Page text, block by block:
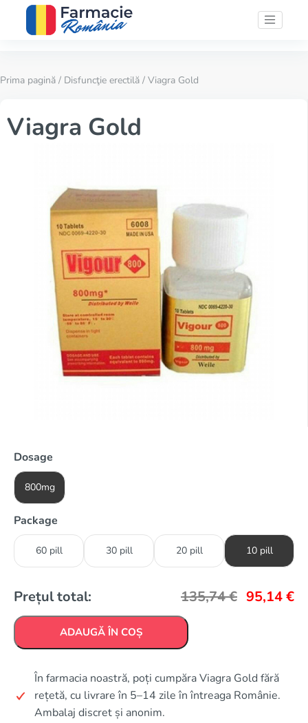
Prima pagină / Disfuncţie erectilă / Viagra Gold
Viagra Gold
Dosage
800mg
Package
60 pill 30 pill 20 pill 10 pill
Prețul total: 135,74€ 95,14€
ADAUGĂ ÎN COȘ
În farmacia noastră, poți cumpăra Viagra Gold fără
rețetă, cu livrare în 5–14 zile în întreaga Românie.
Ambalaj discret și anonim.